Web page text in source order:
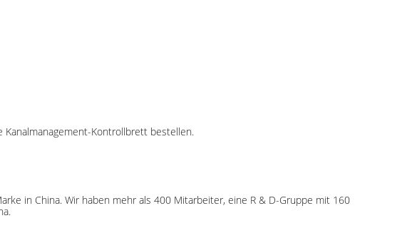
Kanalmanagement-Kontrollbrett bestellen.
in China. Wir haben mehr als 400 Mitarbeiter, eine R & D-Gruppe mit 160